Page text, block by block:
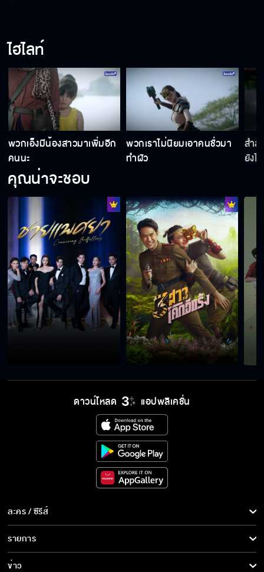
ไฮไลท์
พวกเอ็งมีน้องสาวมาเพิ่มอีก
คนนะ
พวกเราไม่นิยมเอาคนชั่วมา
ทำผัว
สำส่
ยังไง
คุณน่าจะชอบ
ดาวน์โหลด แอปพลิเคชั่น
ละคร / ซีรีส์
ละคร/ซีรีส์
ซีรีส์นานาชาติ
รายการ
รายการทั้งหมด
ข่าว